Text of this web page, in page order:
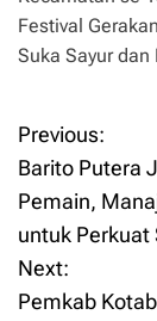
Festival
Suka Sayur
P
o
s
t
Previous:
Barito Putera
Pemain,
untuk Perkuat
Next:
Pemkab